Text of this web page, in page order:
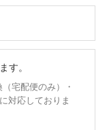
す。
宅配便のみ）・
対応しておりま